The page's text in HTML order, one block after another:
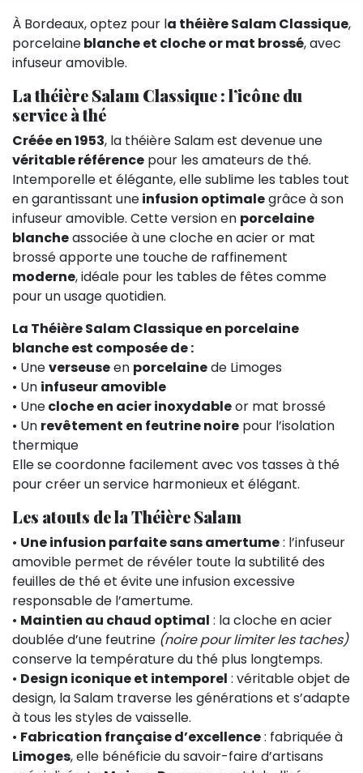
À Bordeaux, optez pour la théière Salam Classique,
porcelaineblanche et cloche or mat brossé, avec
infuseur amovible.
La théière Salam Classique : l’icône du
service à thé
Créée en 1953, la théière Salam est devenue une
véritable référence pour les amateurs de thé.
Intemporelle et élégante, elle sublime les tables tout
en garantissant uneinfusion optimalegrâce à son
infuseur amovible. Cette version en porcelaine
blancheassociée à une cloche en acier or mat
brossé apporte une touche de raffinement
moderne, idéale pour les tables de fêtes comme
pour un usage quotidien.
La Théière Salam Classique en porcelaine
blanche est composée de :
• Uneverseuseen porcelainede Limoges
• Un infuseur amovible
• Unecloche en acier inoxydableor mat brossé
• Un revêtement en feutrine noire pour l’isolation
thermique
Elle se coordonne facilement avec vos tasses à thé
pour créer un service harmonieux et élégant.
Les atouts de la Théière Salam
• Une infusion parfaite sans amertume: l’infuseur
amovible permet de révéler toute la subtilité des
feuilles de thé et évite une infusion excessive
responsable de l’amertume.
• Maintien au chaud optimal : la cloche en acier
doublée d’une feutrine (noire pour limiter les taches)
conserve la température du thé plus longtemps.
• Design iconique et intemporel : véritable objet de
design, la Salam traverse les générations et s’adapte
à tous les styles de vaisselle.
• Fabrication française d’excellence: fabriquée à
Limoges, elle bénéficie du savoir-faire d’artisans